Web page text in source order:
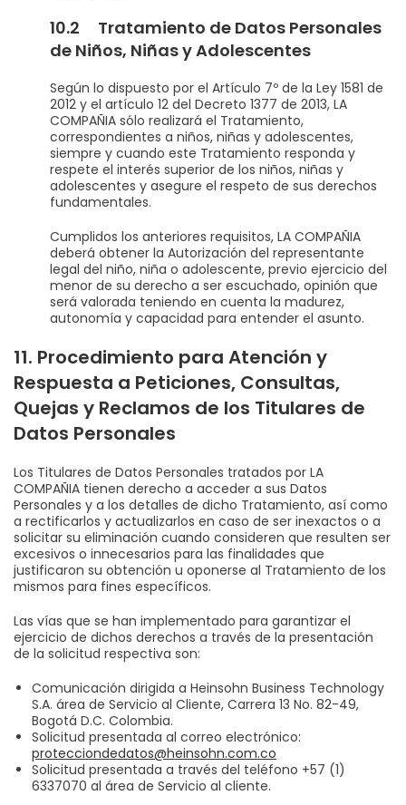
10.2 Tratamiento de Datos Personales
de Niños, Niñas y Adolescentes
Según lo dispuesto por el Artículo 7º de la Ley 1581 de
2012 y el artículo 12 del Decreto 1377 de 2013, LA
COMPAÑIA sólo realizará el Tratamiento,
correspondientes a niños, niñas y adolescentes,
siempre y cuando este Tratamiento responda y
respete el interés superior de los niños, niñas y
adolescentes y asegure el respeto de sus derechos
fundamentales.
Cumplidos los anteriores requisitos, LA COMPAÑIA
deberá obtener la Autorización del representante
legal del niño, niña o adolescente, previo ejercicio del
menor de su derecho a ser escuchado, opinión que
será valorada teniendo en cuenta la madurez,
autonomía y capacidad para entender el asunto.
11. Procedimiento para Atención y
Respuesta a Peticiones, Consultas,
Quejas y Reclamos de los Titulares de
Datos Personales
Los Titulares de Datos Personales tratados por LA
COMPAÑIA tienen derecho a acceder a sus Datos
Personales y a los detalles de dicho Tratamiento, así como
a rectificarlos y actualizarlos en caso de ser inexactos o a
solicitar su eliminación cuando consideren que resulten ser
excesivos o innecesarios para las finalidades que
justificaron su obtención u oponerse al Tratamiento de los
mismos para fines específicos.
Las vías que se han implementado para garantizar el
ejercicio de dichos derechos a través de la presentación
de la solicitud respectiva son:
Comunicación dirigida a Heinsohn Business Technology
S.A. área de Servicio al Cliente, Carrera 13 No. 82-49,
Bogotá D.C. Colombia.
Solicitud presentada al correo electrónico:
protecciondedatos@heinsohn.com.co
Solicitud presentada a través del teléfono +57 (1)
6337070 al área de Servicio al cliente.